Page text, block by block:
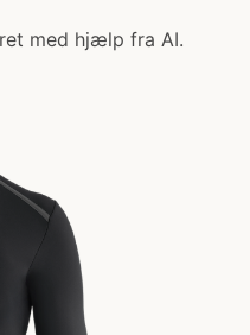
med hjælp fra AI.